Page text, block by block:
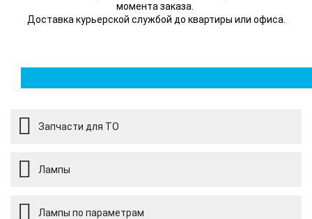
момента заказа.
Доставка курьерской службой до квартиры или офиса.
Запчасти для ТО
Лампы
Лампы по параметрам